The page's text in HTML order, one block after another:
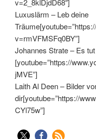
v=2_8klDjdD68″]
Luxuslärm – Leb deine
v=rmVFMSFq0BY”]
Johannes Strate – Es
[youtube=”https://
jMVE”]
Laith Al Deen – Bilder
dir[youtube=”https://
CYl75w”]